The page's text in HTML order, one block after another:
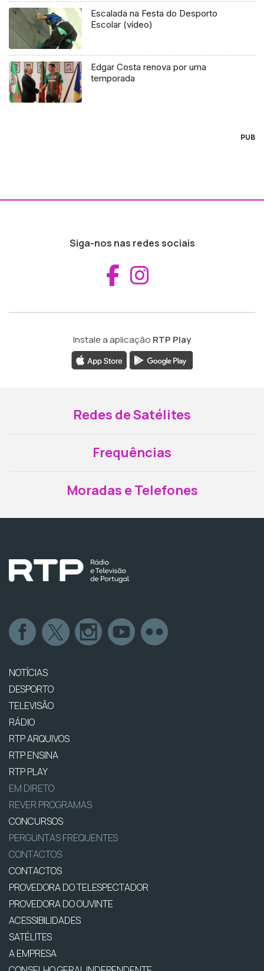
Escalada na Festa do Desporto
Escolar (vídeo)
Edgar Costa renova por uma
temporada
PUB
Siga-nos nas redes sociais
Aceder ao
Instale a aplicação RTP Play
Redes de Satélites
Frequências
Moradas e Telefones
NOTÍCIAS
DESPORTO
TELEVISÃO
RÁDIO
RTP ARQUIVOS
RTP ENSINA
RTP PLAY
EM DIRETO
REVER PROGRAMAS
CONCURSOS
PERGUNTAS FREQUENTES
CONTACTOS
CONTACTOS
PROVEDORA DO TELESPECTADOR
PROVEDORA DO OUVINTE
ACESSIBILIDADES
SATÉLITES
A EMPRESA